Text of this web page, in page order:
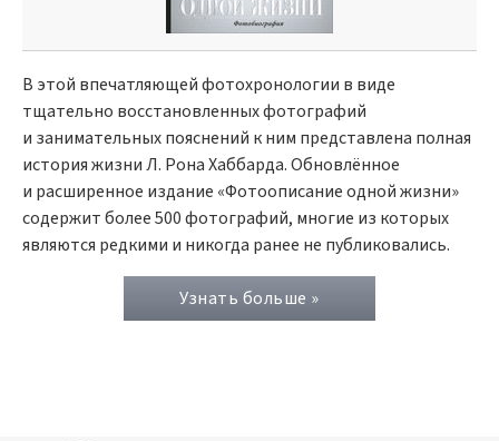
В этой впечатляющей фотохронологии в виде
тщательно восстановленных фотографий
и занимательных пояснений к ним представлена полная
история жизни Л. Рона Хаббарда. Обновлённое
и расширенное издание «Фотоописание одной жизни»
содержит более 500 фотографий, многие из которых
являются редкими и никогда ранее не публиковались.
Узнать больше »